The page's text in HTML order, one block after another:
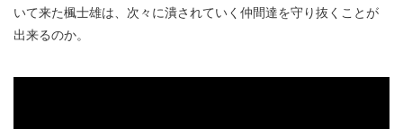
いて来た楓士雄は、次々に潰されていく仲間達を守り抜くことが
出来るのか。